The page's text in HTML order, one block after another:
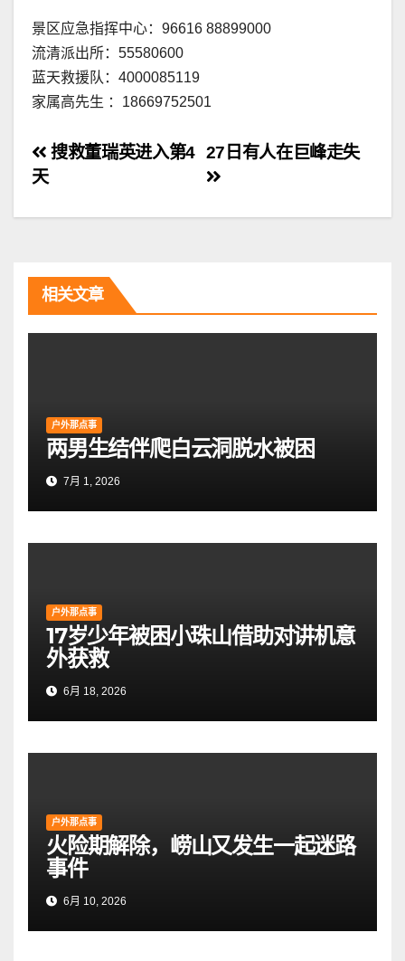
景区应急指挥中心：96616 88899000
流清派出所：55580600
蓝天救援队：4000085119
家属高先生 ：18669752501
文
章
航
27日有人在巨峰走失
搜救董瑞英进入第4
天
相关文章
户外那点事
两男生结伴爬白云洞脱水被困
7月 1, 2026
户外那点事
17岁少年被困小珠山借助对讲机意
外获救
6月 18, 2026
户外那点事
火险期解除，崂山又发生一起迷路
事件
6月 10, 2026